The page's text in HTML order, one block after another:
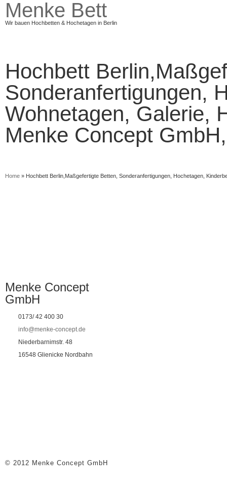
Menke Bett
Wir bauen Hochbetten & Hochetagen in Berlin
Hochbett
Sonderanfertigungen,
Wohnetagen, Galerie,
Menke Concept
Home » Hochbett Berlin,Maßgefertigte Betten, Sonderanfertigungen, Hochetagen,
Menke Concept
GmbH
0173/ 42 400 30
info@menke-concept.de
Niederbarnimstr. 48
16548 Glienicke Nordbahn
© 2012 Menke Concept GmbH